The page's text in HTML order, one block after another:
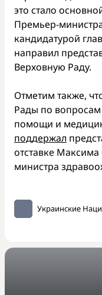
это стало
Премьер-
кандидатурой
направил
Верховную Раду.
Отметим также,
Рады по
помощи и
поддержал
отставке
министра
Украинские